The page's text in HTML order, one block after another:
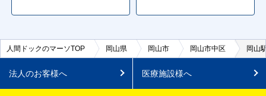
人間ドックのマーソTOP 岡山県 岡山市 岡山市中区 岡山
法人のお客様へ 医療施設様へ